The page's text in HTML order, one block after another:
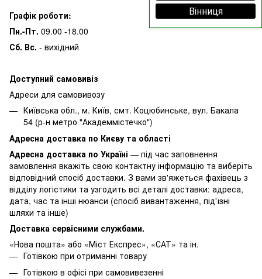
Вінниця
Графік роботи:
Пн.-Пт. 09.00 -18.00
Сб. Вс. - вихідний
Доступний самовивіз
Адреси для самовивозу
Київська обл., м. Київ, смт. Коцюбинське, вул. Бакала
54 (р-н метро "Академмістечко")
Адресна доставка по Києву та області
Адресна доставка по Україні — під час заповнення
замовлення вкажіть свою контактну інформацію та виберіть
відповідний спосіб доставки. З вами зв'яжеться фахівець з
відділу логістики та узгодить всі деталі доставки: адреса,
дата, час та інші нюанси (спосіб вивантаження, під'їзні
шляхи та інше)
Доставка сервісними службами.
«Нова пошта» або «Міст Експрес», «САТ» та ін.
Готівкою при отриманні товару
Готівкою в офісі при самовивезенні